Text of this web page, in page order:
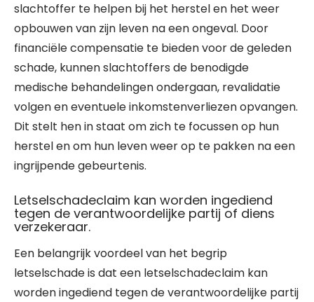
slachtoffer te helpen bij het herstel en het weer
opbouwen van zijn leven na een ongeval. Door
financiële compensatie te bieden voor de geleden
schade, kunnen slachtoffers de benodigde
medische behandelingen ondergaan, revalidatie
volgen en eventuele inkomstenverliezen opvangen.
Dit stelt hen in staat om zich te focussen op hun
herstel en om hun leven weer op te pakken na een
ingrijpende gebeurtenis.
Letselschadeclaim kan worden ingediend
tegen de verantwoordelijke partij of diens
verzekeraar.
Een belangrijk voordeel van het begrip
letselschade is dat een letselschadeclaim kan
worden ingediend tegen de verantwoordelijke partij